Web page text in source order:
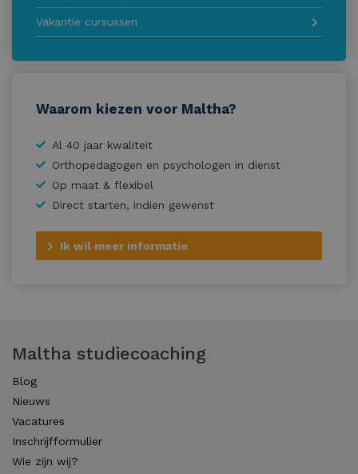
Vakantie cursussen
Waarom kiezen voor Maltha?
Al 40 jaar kwaliteit
Orthopedagogen en psychologen in dienst
Op maat & flexibel
Direct starten, indien gewenst
Ik wil meer informatie
Maltha studiecoaching
Blog
Nieuws
Vacatures
Inschrijfformulier
Wie zijn wij?